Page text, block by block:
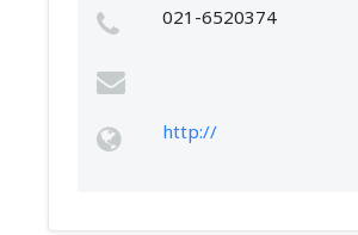
021-6520374
http://